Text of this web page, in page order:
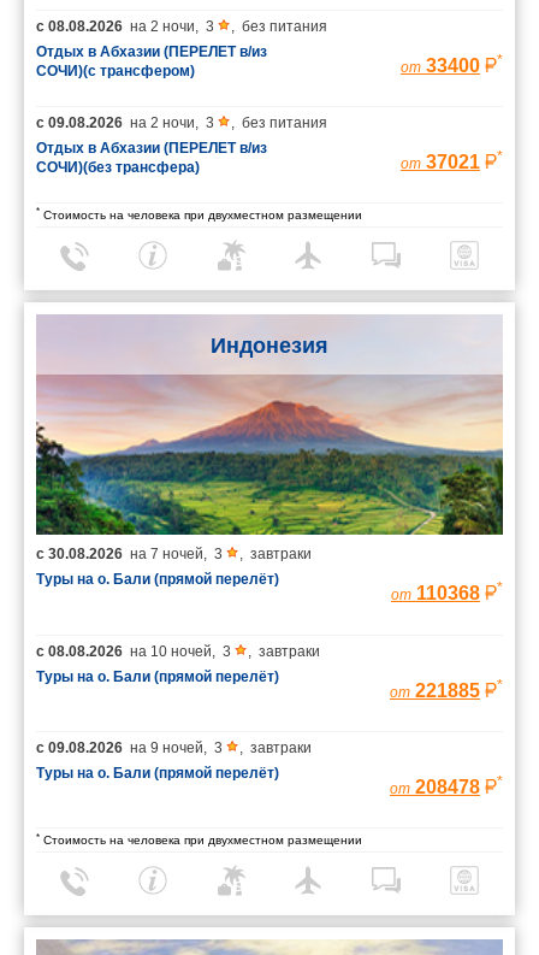
с 08.08.2026 на 2 ночи, 3 , без питания
Отдых в Абхазии (ПЕРЕЛЕТ в/из
СОЧИ)(с трансфером)
от 33400 *
с 09.08.2026 на 2 ночи, 3 , без питания
Отдых в Абхазии (ПЕРЕЛЕТ в/из
СОЧИ)(без трансфера)
от 37021 *
* Стоимость на человека при двухместном размещении
Индонезия
с 30.08.2026 на 7 ночей, 3 , завтраки
Туры на о. Бали (прямой перелёт)
от 110368 *
с 08.08.2026 на 10 ночей, 3 , завтраки
Туры на о. Бали (прямой перелёт)
от 221885 *
с 09.08.2026 на 9 ночей, 3 , завтраки
Туры на о. Бали (прямой перелёт)
от 208478 *
* Стоимость на человека при двухместном размещении